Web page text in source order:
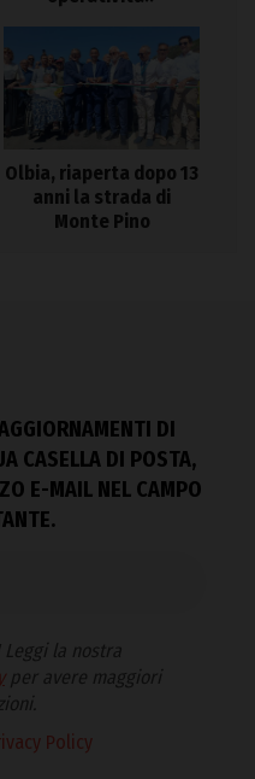
Olbia, riaperta dopo 13
anni la strada di
Monte Pino
DI
CASELLA DI POSTA,
E-MAIL NEL CAMPO
Leggi la nostra
per avere maggiori
Policy